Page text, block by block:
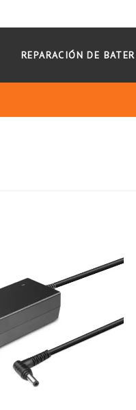
REPARACIÓN DE